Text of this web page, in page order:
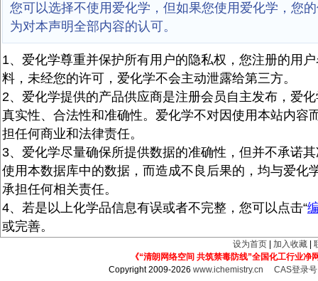
您可以选择不使用爱化学，但如果您使用爱化学，您
为对本声明全部内容的认可。
1、爱化学尊重并保护所有用户的隐私权，您注册的用
料，未经您的许可，爱化学不会主动泄露给第三方。
2、爱化学提供的产品供应商是注册会员自主发布，爱
真实性、合法性和准确性。爱化学不对因使用本站内容
担任何商业和法律责任。
3、爱化学尽量确保所提供数据的准确性，但并不承诺
使用本数据库中的数据，而造成不良后果的，均与爱化
承担任何相关责任。
4、若是以上化学品信息有误或者不完整，您可以点击“
或完善。
设为首页 加入收藏
《“清朗网络空间 共筑禁毒防线”全国化工行业净
Copyright 2009-2026www.ichemistry.cn
CAS登录